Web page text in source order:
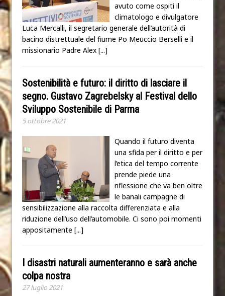
avuto come ospiti il
climatologo e divulgatore
Luca Mercalli, il segretario generale dell’autorità di
bacino distrettuale del fiume Po Meuccio Berselli e il
missionario Padre Alex [...]
Sostenibilità e futuro: il diritto di lasciare il
segno. Gustavo Zagrebelsky al Festival dello
Sviluppo Sostenibile di Parma
5 ottobre 2021
Quando il futuro diventa
una sfida per il diritto e per
l’etica del tempo corrente
prende piede una
riflessione che va ben oltre
le banali campagne di
sensibilizzazione alla raccolta differenziata e alla
riduzione dell’uso dell’automobile. Ci sono poi momenti
appositamente [...]
I disastri naturali aumenteranno e sarà anche
colpa nostra
27 luglio 2021